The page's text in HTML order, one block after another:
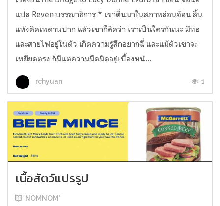
แปล Reven บรรณาธิการ * เขาตื่นมาในสภาพล่อนจ้อน ลิ้น
แห้งติดเพดานปาก แล้วเขาก็คิดว่า เราเป็นใครกันนะ มีท่อ
และสายไฟอยู่ในตัว เกิดความรู้สึกอยากฉี่ และแม้ตัวเขาจะ
เหยียดตรง ก็มีแต่ความมืดมิดอยู่เบื้องหน้...
rchyuan 1
เนื้อสัตว์แปรรูป
NOMNOM*